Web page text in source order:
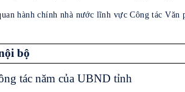
hành chính nhà nước lĩnh vực Công tác Văn
bộ
tác năm của UBND tỉnh